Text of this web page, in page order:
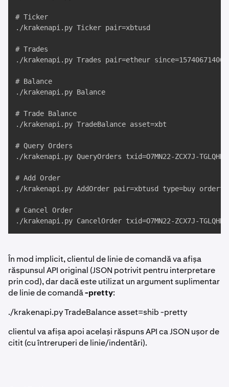
# Ticker
./krakenapi.py Ticker pair=xbtusd
# Trades
./krakenapi.py Trades pair=etheur
# Balance
./krakenapi.py Balance
# Trade Balance
./krakenapi.py TradeBalance asset=xbt
# Query Orders
./krakenapi.py QueryOrders txid=O7MN22-ZCX7J-TGLQHD
# Add Order
./krakenapi.py AddOrder pair=xbtusd type=buy
# Cancel Order
./krakenapi.py CancelOrder txid=O7MN22-ZCX7J-TGLQHD
În mod implicit, clientul de linie de comandă va afișa
răspunsul API original (JSON potrivit pentru interpretare
prin cod), dar dacă este utilizat un argument suplimentar
de linie de comandă-pretty:
./krakenapi.py TradeBalance asset=shib -pretty
clientul va afișa apoi același răspuns API ca JSON ușor de
citit (cu întreruperi de linie/indentări).